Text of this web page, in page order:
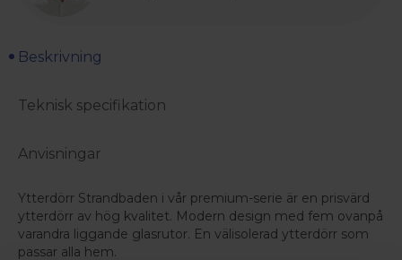
Beskrivning
Teknisk specifikation
Anvisningar
Ytterdörr Strandbaden i vår premium-serie är en prisvärd
ytterdörr av hög kvalitet. Modern design med fem ovanpå
varandra liggande glasrutor. En välisolerad ytterdörr som
passar alla hem.